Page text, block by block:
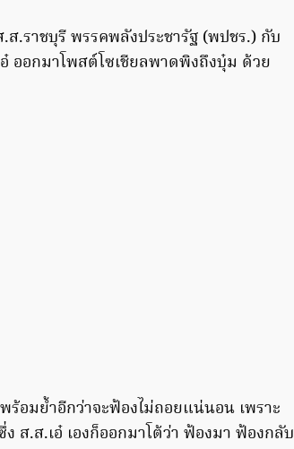
ส.ราชบุรี พรรคพลังประชารัฐ (พปชร.) กับ
ออกมาโพสต์โซเชียลพาดพิงถึงบุ๋ม ด้วย
อมย้ำอีกว่าจะฟ้องไม่ถอยแน่นอน เพราะ
ส.ส.เอ๋ เองก็ออกมาโต้ว่า ฟ้องมา ฟ้องกลับ